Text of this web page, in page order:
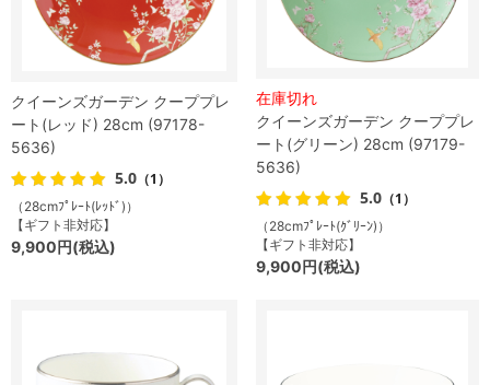
クイーンズガーデン クーププレ
ート(レッド) 28cm (97178-
5636)
5.0 （1）
（28cmﾌﾟﾚｰﾄ(ﾚｯﾄﾞ)）
【ギフト非対応】
9,900円(税込)
在庫切れ
クイーンズガーデン クーププレ
ート(グリーン) 28cm (97179-
5636)
5.0 （1）
（28cmﾌﾟﾚｰﾄ(ｸﾞﾘｰﾝ)）
【ギフト非対応】
9,900円(税込)